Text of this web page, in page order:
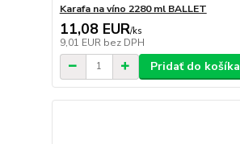
Karafa na víno 2280 ml BALLET
11,08 EUR/ks
9,01 EUR bez DPH
Pridať do košíka